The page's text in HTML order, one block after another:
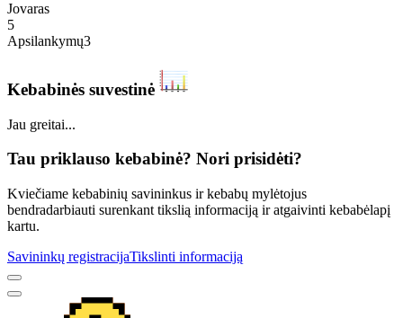
Jovaras
5
Apsilankymų3
Kebabinės suvestinė
Jau greitai...
Tau priklauso kebabinė? Nori prisidėti?
Kviečiame kebabinių savininkus ir kebabų mylėtojus
bendradarbiauti surenkant tikslią informaciją ir atgaivinti kebabėlapį
kartu.
Savininkų registracijaTikslinti informaciją